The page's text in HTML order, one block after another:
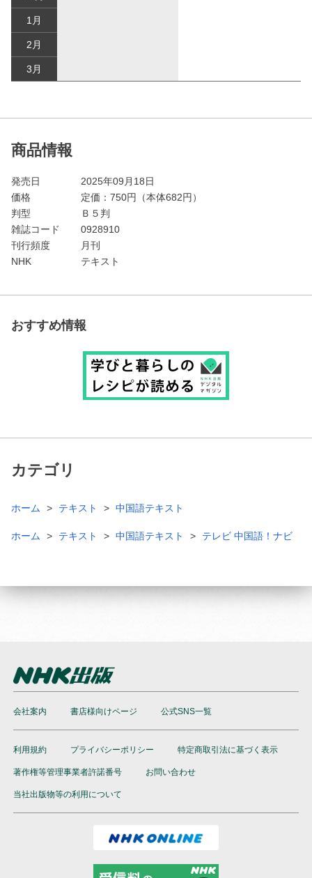
1月
2月
3月
商品情報
発売日
2025年09月18日
価格
定価： 750円（本体682円）
判型
Ｂ５判
雑誌コード
0928910
刊行頻度
月刊
NHK
テキスト
おすすめ情報
カテゴリ
ホーム テキスト 中国語テキスト
ホーム テキスト 中国語テキスト テレビ 中国語！ナビ
会社案内 書店様向けページ 公式SNS一覧
利用規約 プライバシーポリシー 特定商取引法に基づく表示
著作権等管理事業者許諾番号 お問い合わせ
当社出版物等の利用について